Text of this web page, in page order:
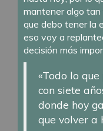
mantener algo
que debo tener la
eso voy a
decisión más
«Todo lo
con siete
donde hoy
que volver a